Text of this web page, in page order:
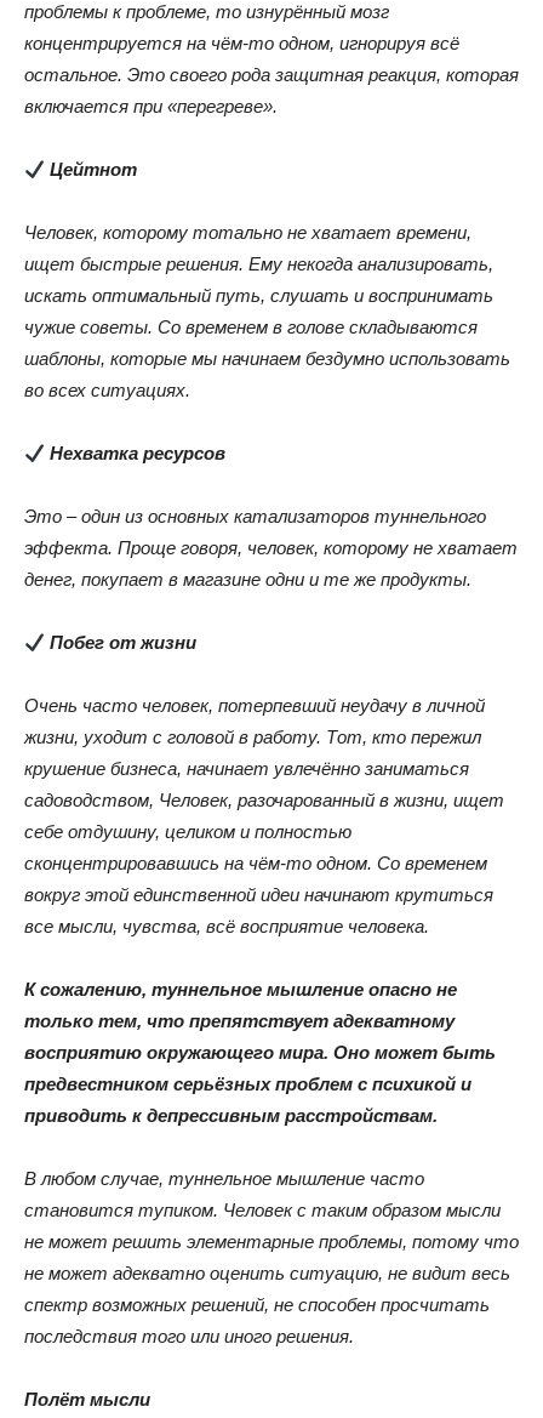
проблемы к проблеме, то изнурённый мозг
концентрируется на чём-то одном, игнорируя всё
остальное. Это своего рода защитная реакция, которая
включается при «перегреве».
Цейтнот
Человек, которому тотально не хватает времени,
ищет быстрые решения. Ему некогда анализировать,
искать оптимальный путь, слушать и воспринимать
чужие советы. Со временем в голове складываются
шаблоны, которые мы начинаем бездумно использовать
во всех ситуациях.
Нехватка ресурсов
Это – один из основных катализаторов туннельного
эффекта. Проще говоря, человек, которому не хватает
денег, покупает в магазине одни и те же продукты.
Побег от жизни
Очень часто человек, потерпевший неудачу в личной
жизни, уходит с головой в работу. Тот, кто пережил
крушение бизнеса, начинает увлечённо заниматься
садоводством, Человек, разочарованный в жизни, ищет
себе отдушину, целиком и полностью
сконцентрировавшись на чём-то одном. Со временем
вокруг этой единственной идеи начинают крутиться
все мысли, чувства, всё восприятие человека.
К сожалению, туннельное мышление опасно не
только тем, что препятствует адекватному
восприятию окружающего мира. Оно может быть
предвестником серьёзных проблем с психикой и
приводить к депрессивным расстройствам.
В любом случае, туннельное мышление часто
становится тупиком. Человек с таким образом мысли
не может решить элементарные проблемы, потому что
не может адекватно оценить ситуацию, не видит весь
спектр возможных решений, не способен просчитать
последствия того или иного решения.
Полёт мысли